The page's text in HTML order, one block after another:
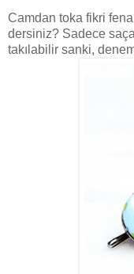
Camdan toka fikri
dersiniz? Sadece
takılabilir sanki,